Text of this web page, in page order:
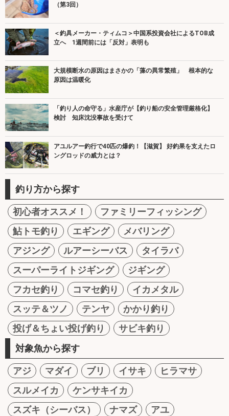
（第3回）
＜釣具メーカー・ティムコ＞中国系投資会社によるTOB成
立へ 1週間前には「反対」表明も
大規模断水の原因はまさかの「藻の異常繁殖」 根本的な
原因は温暖化
「釣り人の命守る」水産庁が【釣り船の安全管理厳格化】
検討 知床沈没事故を受けて
アユルアー釣行で40匹の爆釣！【滋賀】 好釣果を支えたロ
ングロッドの威力とは？
釣り方から探す
初心者オススメ！
ファミリーフィッシング
鮎トモ釣り
エギング
メバリング
アジング
ルアーシーバス
タイラバ
スーパーライトジギング
ジギング
フカセ釣り
コマセ釣り
イカメタル
スッテ＆ツノ
テンヤ
かかり釣り
投げ＆ちょい投げ釣り
サビキ釣り
対象魚から探す
アジ マダイ ブリ イサキ
ヒラマサ
スルメイカ
ケンサキイカ
スズキ（シーバス）
ナマズ
アユ